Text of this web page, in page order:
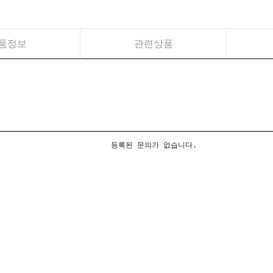
정보 관련상품
등록된 문의가 없습니다.